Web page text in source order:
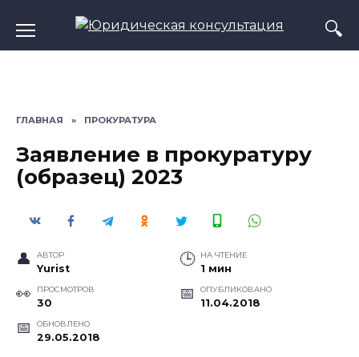
содержанию
ГЛАВНАЯ » ПРОКУРАТУРА
Заявление в прокуратуру
(образец) 2023
АВТОР
Yurist
НА ЧТЕНИЕ
1 мин
ПРОСМОТРОВ
30
ОПУБЛИКОВАНО
11.04.2018
ОБНОВЛЕНО
29.05.2018